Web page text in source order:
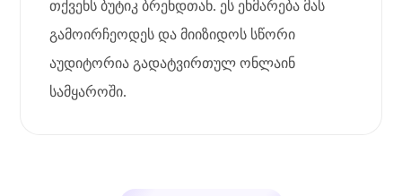
თქვენს ბუტიკ ბრენდთან. ეს ეხმარება მას
გამოირჩეოდეს და მიიზიდოს სწორი
აუდიტორია გადატვირთულ ონლაინ
სამყაროში.